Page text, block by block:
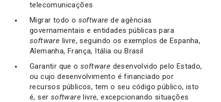
telecomunicações
Migrar todo o softwarede agências
governamentais e entidades públicas para
software livre, seguindo os exemplos de Espanha,
Alemanha, França, Itália ou Brasil
Garantir que o software desenvolvido pelo Estado,
ou cujo desenvolvimento é financiado por
recursos públicos, tem o seu código público, isto
é, ser software livre, excepcionando situações